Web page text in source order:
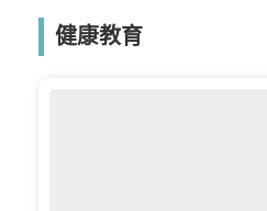
健康教育